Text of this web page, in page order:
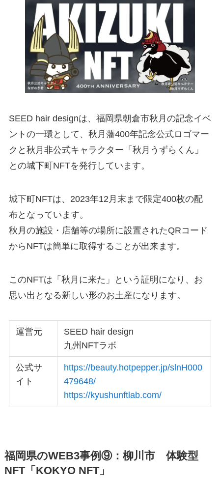
SEED hair designは、福岡県朝倉市秋月の記念イベ
ントの一環として、秋月藩400年記念公式ロゴマー
クと秋月非公式キャラクター「秋月うずらくん」
との城下町NFTを発行しています。
城下町NFTは、2023年12月末まで限定400枚の配
布となっています。
秋月の施設・店舗等の場所に設置されたQRコード
からNFTは簡単に取得することが出来ます。
このNFTは「秋月に来た」という証明になり、お
思い出となる新しい形のお土産になります。
運営元
SEED hair design
九州NFTラボ
公式サ
イト
https://beauty.hotpepper.jp/slnH000
479648/
https://kyushunftlab.com/
福岡県のWEB3事例⑨：柳川市 体験型
NFT「KOKYO NFT」